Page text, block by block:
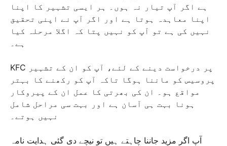
ہے اگر آپ تیار نہ ہوں۔ ہر ایسی تشہیر کا اپنا
اپنا معاہدہ ہوتا ہے اور اگر آپ نے اپنی تحقیق
نہیں کی ہے تو آپ کو نہیں پتا کہ اگلا مرحلہ کیا
ہے۔
KFC پر درخواست دینے کے لئے، آپ کو ان کے تشہیر
پروسیس کو ماننا ہوگا تاکہ آپ کو رکھنے کا بہتر
مواقع ہو۔ ان کی بھرتی کا عمل ان کے پیروکار
ہونا بہت ہی آسان ہے اور بہت سی مراحل شامل
نہیں ہوتے۔
آپ اگر مزید جاننا چاہتے ہیں تو نیچے دی گئی ہدایت نامہ